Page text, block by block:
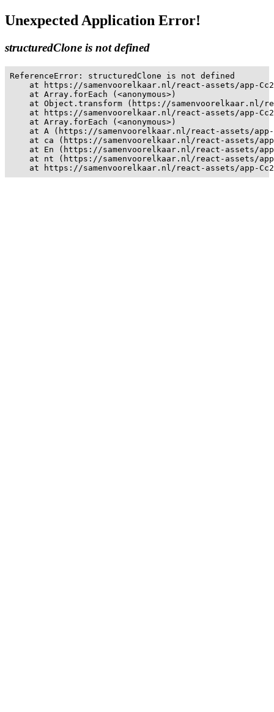
Unexpected Application Error!
structuredClone is not defined
ReferenceError: structuredClone is not defined
at https://samenvoorelkaar.nl/react-assets/app-
    at Array.forEach (<anonymous>)
at Object.transform (https://samenvoorelkaar.nl/
at https://samenvoorelkaar.nl/react-assets/app-
    at Array.forEach (<anonymous>)
at A (https://samenvoorelkaar.nl/react-assets/
at ca (https://samenvoorelkaar.nl/react-assets/
at En (https://samenvoorelkaar.nl/react-assets/
at nt (https://samenvoorelkaar.nl/react-assets/
at https://samenvoorelkaar.nl/react-assets/app-